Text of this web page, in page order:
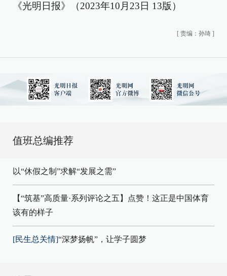
《光明日报》（2023年10月23日 13版）
[ 责编：孙琦 ]
值班总编推荐
以“休假之制”求解“发展之需”
【“筑基”高质量·系列评论之五】点赞！这正是中国体育
该有的样子
[民生总关情]“深梦扬帆”，让学子圆梦